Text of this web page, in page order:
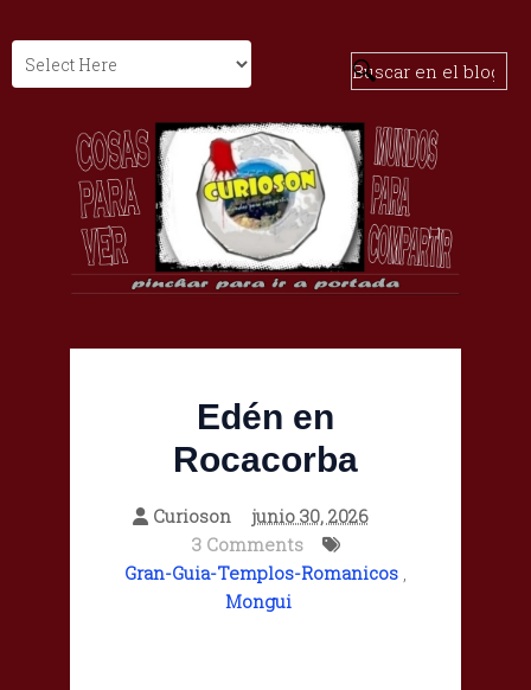
Edén en
Rocacorba
Curioson
junio 30, 2026
3 Comments
Gran-Guia-Templos-Romanicos ,
Mongui